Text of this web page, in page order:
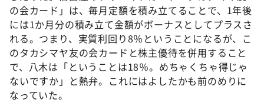
の会カード」は、毎月定額を積み立てることで、1年後
には1か月分の積み立て金額がボーナスとしてプラスさ
れる。つまり、実質利回り8％ということになるが、こ
のタカシマヤ友の会カードと株主優待を併用すること
で、八木は「ということは18％。めちゃくちゃ得じゃ
ないですか」と熱弁。これにはよしたかも前のめりに
なっていた。